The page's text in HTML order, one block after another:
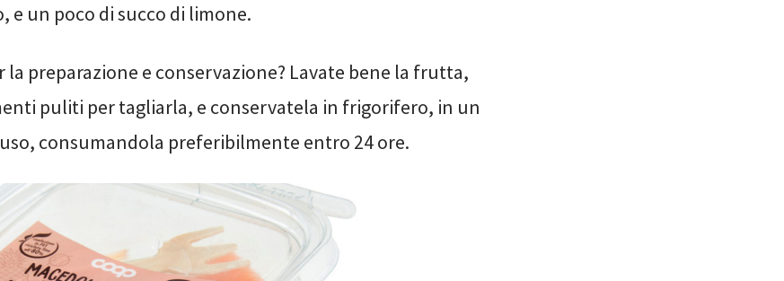
e un poco di succo di limone.
la preparazione e conservazione? Lavate bene la frutta,
puliti per tagliarla, e conservatela in frigorifero, in un
consumandola preferibilmente entro 24 ore.